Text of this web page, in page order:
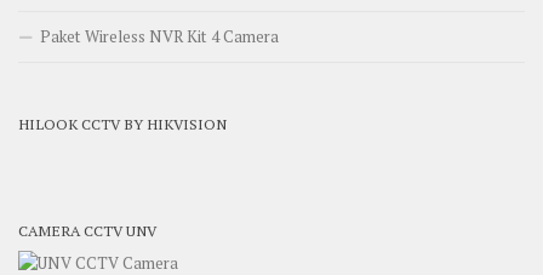
Paket Wireless NVR Kit 4 Camera
HILOOK CCTV BY HIKVISION
CAMERA CCTV UNV